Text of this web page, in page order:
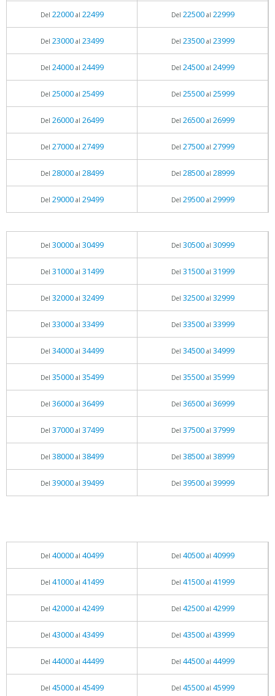
Del 22000al 22499 Del 22500al 22999
Del 23000al 23499 Del 23500al 23999
Del 24000al 24499 Del 24500al 24999
Del 25000al 25499 Del 25500al 25999
Del 26000al 26499 Del 26500al 26999
Del 27000al 27499 Del 27500al 27999
Del 28000al 28499 Del 28500al 28999
Del 29000al 29499 Del 29500al 29999
Del 30000al 30499 Del 30500al 30999
Del 31000al 31499 Del 31500al 31999
Del 32000al 32499 Del 32500al 32999
Del 33000al 33499 Del 33500al 33999
Del 34000al 34499 Del 34500al 34999
Del 35000al 35499 Del 35500al 35999
Del 36000al 36499 Del 36500al 36999
Del 37000al 37499 Del 37500al 37999
Del 38000al 38499 Del 38500al 38999
Del 39000al 39499 Del 39500al 39999
Del 40000al 40499 Del 40500al 40999
Del 41000al 41499 Del 41500al 41999
Del 42000al 42499 Del 42500al 42999
Del 43000al 43499 Del 43500al 43999
Del 44000al 44499 Del 44500al 44999
Del 45000al 45499 Del 45500al 45999